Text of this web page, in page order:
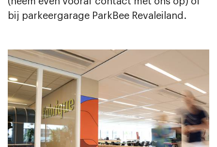
bij parkeergarage ParkBee Revaleiland .